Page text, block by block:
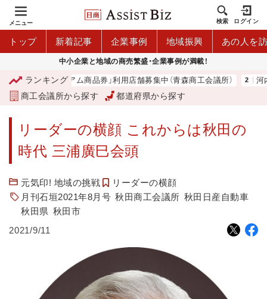
メニュー 検索 ログイン
トップ 新着記事 企業事例 地域振興 あの人を
中小企業と地域の商売繁盛・企業事例が満載！
ランキング
「青森市プレミアム商品券」利用店舗募集中（青森商工会議所） 河内
商工会議所から探す 都道府県から探す
リーダーの横顔 これからは秋田の
時代 三浦廣巳会頭
元気印! 地域の挑戦
リーダーの横顔
月刊石垣2021年8月号 秋田商工会議所 秋田日産自動車
秋田県 秋田市
2021/9/11